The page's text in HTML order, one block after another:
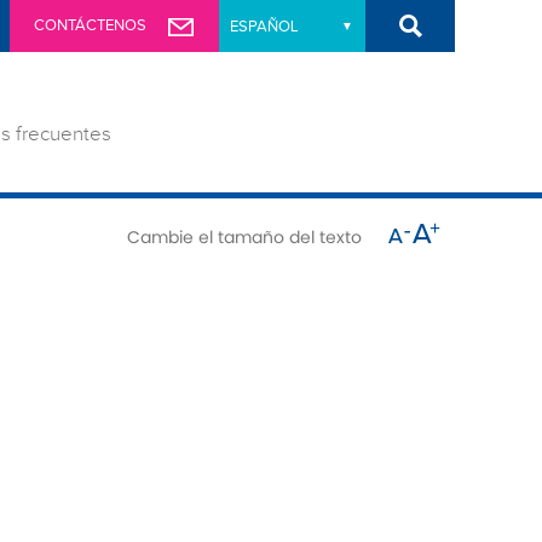
CONTÁCTENOS Buscar
frecuentes
Cambie el tamaño del texto